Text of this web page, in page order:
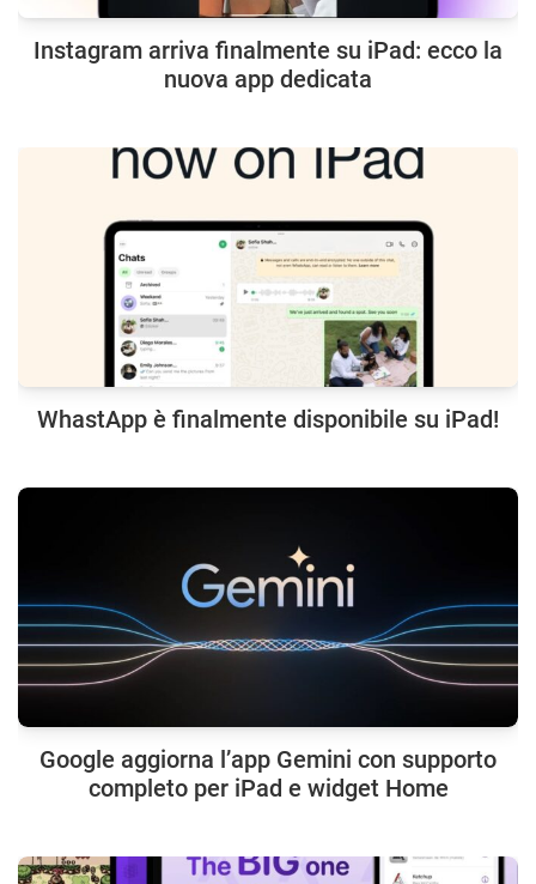
Instagram arriva finalmente su iPad: ecco la
nuova app dedicata
WhastApp è finalmente disponibile su iPad!
Google aggiorna l’app Gemini con supporto
completo per iPad e widget Home